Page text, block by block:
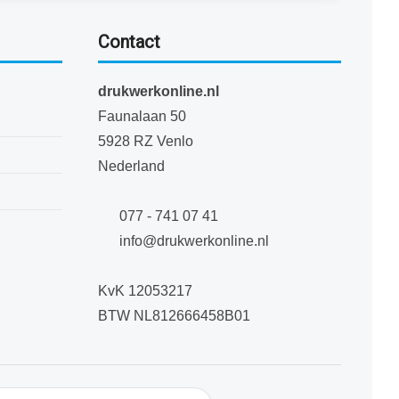
Contact
drukwerkonline.nl
Faunalaan 50
5928 RZ Venlo
Nederland
077 - 741 07 41
info@drukwerkonline.nl
KvK 12053217
BTW NL812666458B01